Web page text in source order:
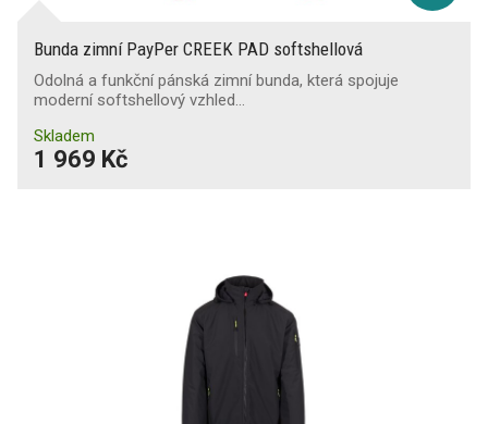
Bunda zimní PayPer CREEK PAD softshellová
Odolná a funkční pánská zimní bunda, která spojuje
moderní softshellový vzhled…
Skladem
1 969 Kč